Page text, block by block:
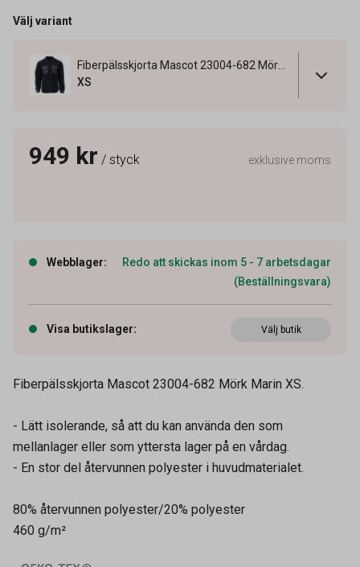
Välj variant
Fiberpälsskjorta Mascot 23004-682 Mörk Marin XS
XS
949 kr / styck exklusive moms
Webblager:
Redo att skickas inom 5 - 7 arbetsdagar
(Beställningsvara)
Visa butikslager: Välj butik
Fiberpälsskjorta Mascot 23004-682 Mörk Marin XS.
- Lätt isolerande, så att du kan använda den som
mellanlager eller som yttersta lager på en vårdag.
- En stor del återvunnen polyester i huvudmaterialet.
80% återvunnen polyester/20% polyester
460 g/m²